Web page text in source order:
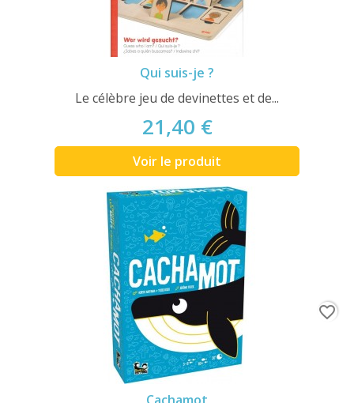
Qui suis-je ?
Le célèbre jeu de devinettes et de...
21,40 €
Voir le produit
favorite_border